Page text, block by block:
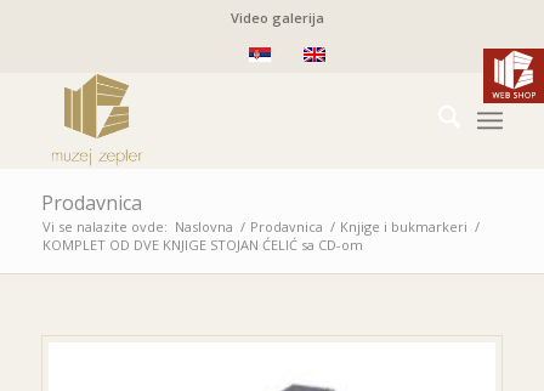
Video galerija
Prodavnica
Vi se nalazite ovde: Naslovna / Prodavnica / Knjige i bukmarkeri /
KOMPLET OD DVE KNJIGE STOJAN ĆELIĆ sa CD-om